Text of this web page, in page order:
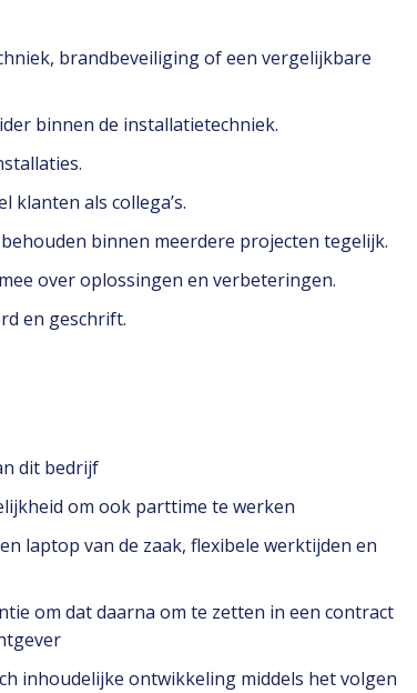
brandbeveiliging of een vergelijkbare
binnen de installatietechniek.
klanten als collega’s.
binnen meerdere projecten tegelijk.
over oplossingen en verbeteringen.
en geschrift.
dit bedrijf
om ook parttime te werken
laptop van de zaak, flexibele werktijden en
om dat daarna om te zetten in een contract
inhoudelijke ontwikkeling middels het volgen